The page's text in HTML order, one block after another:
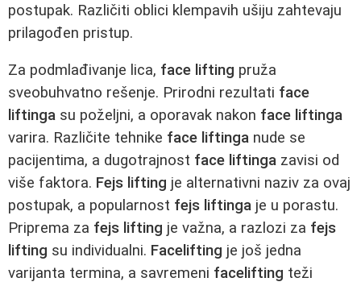
postupak. Različiti oblici klempavih ušiju zahtevaju
prilagođen pristup.
Za podmlađivanje lica, face lifting pruža
sveobuhvatno rešenje. Prirodni rezultati face
liftinga su poželjni, a oporavak nakon face liftinga
varira. Različite tehnike face liftinga nude se
pacijentima, a dugotrajnost face liftinga zavisi od
više faktora. Fejs lifting je alternativni naziv za ovaj
postupak, a popularnost fejs liftinga je u porastu.
Priprema za fejs lifting je važna, a razlozi za fejs
lifting su individualni. Facelifting je još jedna
varijanta termina, a savremeni facelifting teži